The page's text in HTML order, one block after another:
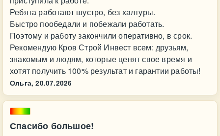
Ребята работают шустро, без халтуры.
Быстро пообедали и побежали работать.
Поэтому и работу закончили оперативно, в срок.
Рекомендую Кров Строй Инвест всем: друзьям,
знакомым и людям, которые ценят свое время и
хотят получить 100% результат и гарантии работы!
Ольга, 20.07.2026
Спасибо большое!